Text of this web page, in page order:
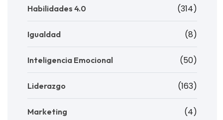
Habilidades 4.0 (314)
Igualdad (8)
Inteligencia Emocional (50)
Liderazgo (163)
Marketing (4)